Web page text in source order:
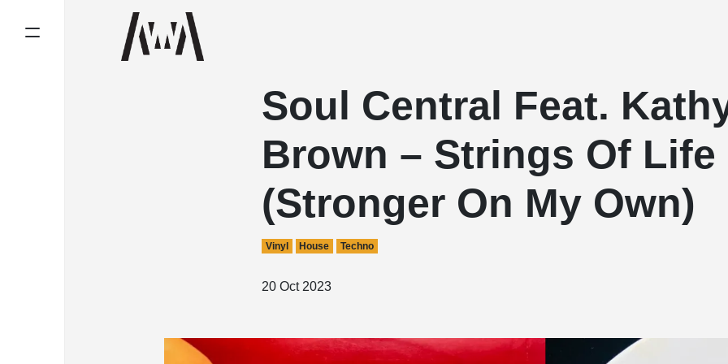
Soul Central Feat.
Brown – Strings Of Life
(Stronger On My Own)
Vinyl House Techno
20 Oct 2023